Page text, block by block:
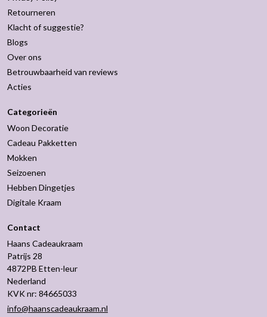
Retourneren
Klacht of suggestie?
Blogs
Over ons
Betrouwbaarheid van reviews
Acties
Categorieën
Woon Decoratie
Cadeau Pakketten
Mokken
Seizoenen
Hebben Dingetjes
Digitale Kraam
Contact
Haans Cadeaukraam
Patrijs 28
4872PB Etten-leur
Nederland
KVK nr: 84665033
info@haanscadeaukraam.nl